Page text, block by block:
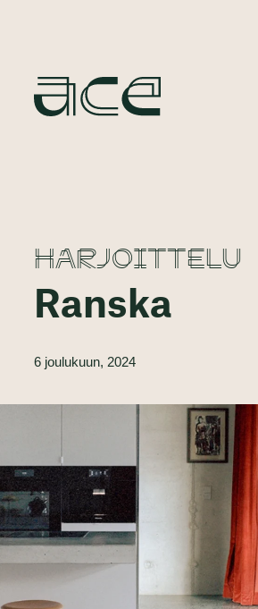
HARJOITTELU
Ranska
6 joulukuun, 2024